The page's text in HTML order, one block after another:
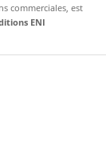
commerciales, est
ENI